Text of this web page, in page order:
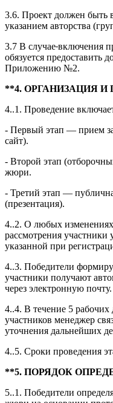
3.6. Проект должен быть
указанием авторства
3.7 В случае включения
обязуется предоставить
Приложению №2.
**4. ОРГАНИЗАЦИЯ
4..1. Проведение
- Первый этап — прием
сайт).
- Второй этап
жюри.
- Третий этап —
(презентация).
4..2. О любых изменениях
рассмотрения участники
указанной при
4..3. Победители
участники получают
через электронную почту.
4..4. В течение 5
участников менеджер
уточнения дальнейших
4..5. Сроки проведения
**5. ПОРЯДОК
5..1. Победители